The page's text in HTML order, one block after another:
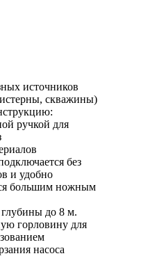
источников
скважины)
ручкой для
без
и удобно
большим ножным
до 8 м.
горловину для
насоса